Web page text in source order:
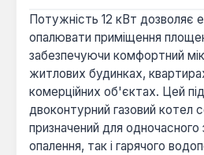
Потужність 12 кВт дозволяє
опалювати приміщення
забезпечуючи комфортний
житлових будинках,
комерційних об'єктах. Цей
двоконтурний газовий котел
призначений для одночасного
опалення, так і гарячого